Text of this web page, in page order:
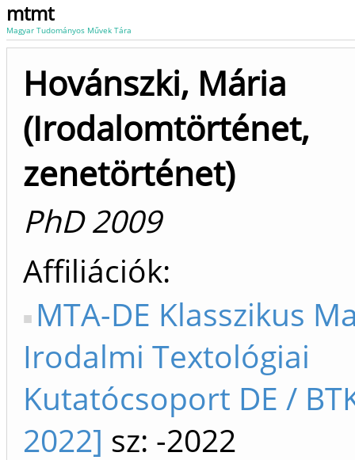
mtmt
Magyar Tudományos Művek Tára
Hovánszki, Mária
(Irodalomtörténet,
zenetörténet)
PhD 2009
Affiliációk
MTA-DE Klasszikus
Irodalmi Textológiai
Kutatócsoport DE /
2022] sz: -2022